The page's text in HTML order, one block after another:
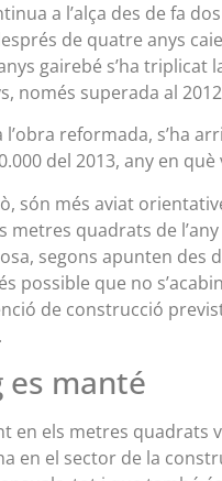
a l’alça des de fa
de quatre anys
gairebé s’ha
només superada al
l’obra reformada, s’ha
del 2013, any en
són més aviat
metres quadrats de
segons apunten des
possible que no
de construcció
es manté
en els metres quadrats
en el sector de la